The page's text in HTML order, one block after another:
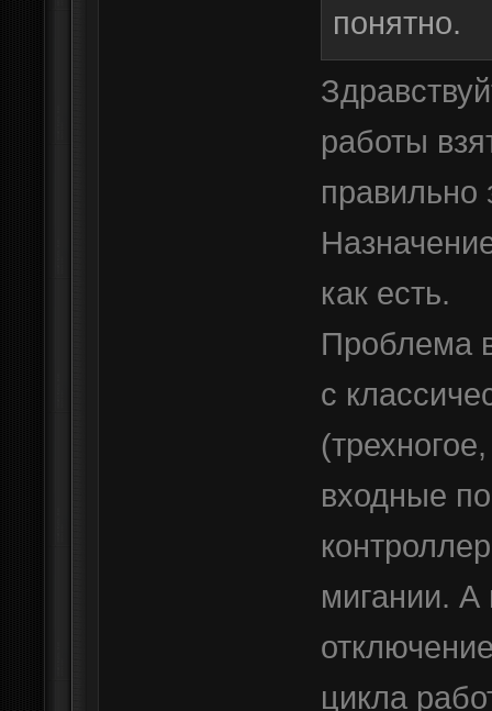
понятно.
работы
как есть.
Проблема
с
входные
мигании. А
цикла